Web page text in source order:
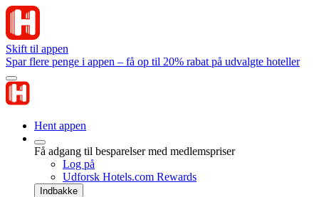
Skift til appen
Spar flere penge i appen – få op til 20% rabat på udvalgte hoteller
Hent appen
Få adgang til besparelser med medlemspriser
Log på
Udforsk Hotels.com Rewards
Indbakke